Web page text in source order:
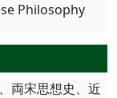
Philosophy
両宋思想史、近